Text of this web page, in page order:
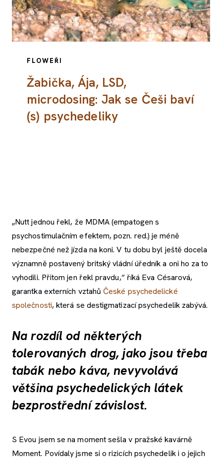
FLOWEŘI
Žabička, Ája, LSD,
microdosing: Jak se Češi baví
(s) psychedeliky
„Nutt jednou řekl, že MDMA (empatogen s
psychostimulačním efektem, pozn. red.) je méně
nebezpečné než jízda na koni. V tu dobu byl ještě docela
významně postavený britský vládní úředník a oni ho za to
vyhodili. Přitom jen řekl pravdu,“ říká Eva Césarová,
garantka externích vztahůČeské psychedelické
společnosti, která se destigmatizací psychedelik zabývá.
Na rozdíl od některých
tolerovaných drog, jako jsou třeba
tabák nebo káva, nevyvolává
většina psychedelických látek
bezprostřední závislost.
S Evou jsem se na moment sešla v pražské kavárně
Moment. Povídaly jsme si o rizicích psychedelik i o jejich